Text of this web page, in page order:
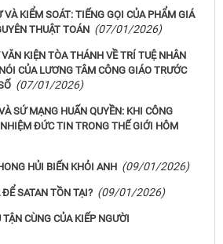
VÀ KIỂM SOÁT: TIẾNG GỌI CỦA PHẨM GIÁ
THUẬT TOÁN (07/01/2026)
KIỆN TÒA THÁNH VỀ TRÍ TUỆ NHÂN
CỦA LƯƠNG TÂM CÔNG GIÁO TRƯỚC
(07/01/2026)
SỨ MẠNG HUẤN QUYỀN: KHI CÔNG
ĐỨC TIN TRONG THẾ GIỚI HÔM
HỦI BIẾN KHỎI ANH (09/01/2026)
SATAN TỒN TẠI? (09/01/2026)
CÙNG CỦA KIẾP NGƯỜI